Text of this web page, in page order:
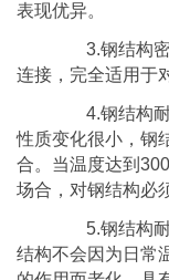
表现优异。
3.钢结构密
连接，完全适用于
4.钢结构耐
性质变化很小，钢
合。当温度达到
场合，对钢结构必
5.钢结构耐
结构不会因为日常